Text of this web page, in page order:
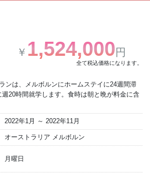
￥ 1,524,000円
全て税込価格になります。
ンは、メルボルンにホームステイに24週間滞
20時間就学します。食時は朝と晩が料金に含
2022年1月 ～ 2022年11月
オーストラリア メルボルン
月曜日